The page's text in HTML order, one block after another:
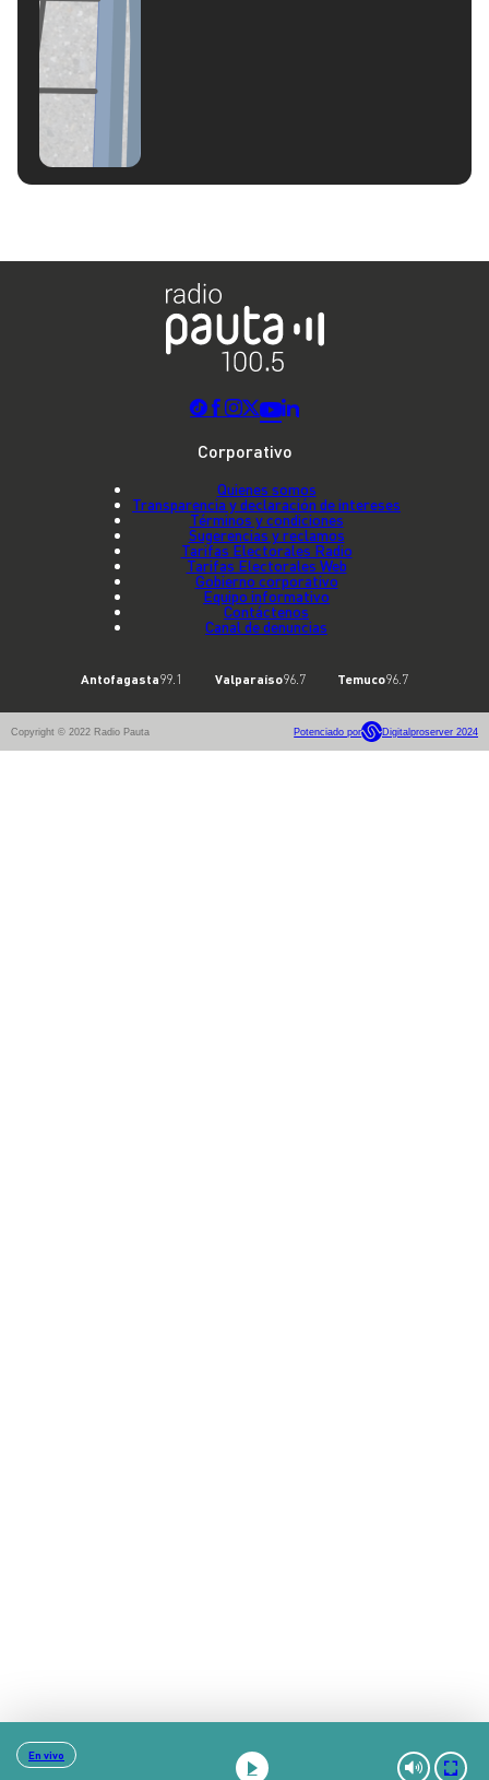
En vivo
Corporativo
Quienes somos
Transparencia y declaración de intereses
Términos y condiciones
Sugerencias y reclamos
Tarifas Electorales Radio
Tarifas Electorales Web
Gobierno corporativo
Equipo informativo
Contáctenos
Canal de denuncias
Antofagasta99.1 Valparaíso96.7 Temuco96.7
Copyright © 2022 Radio Pauta Potenciado por Digitalproserver 2024